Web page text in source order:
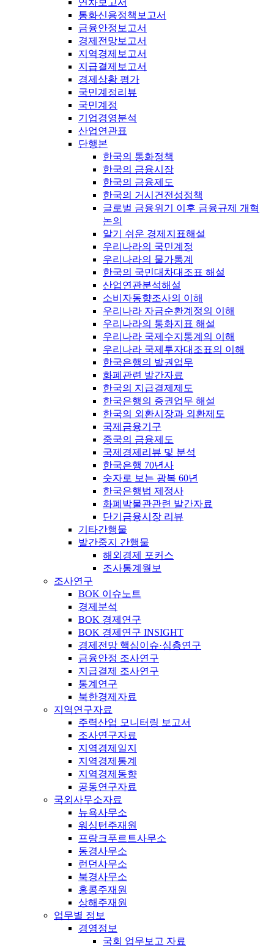
연차보고서
통화신용정책보고서
금융안정보고서
경제전망보고서
지역경제보고서
지급결제보고서
경제상황 평가
국민계정리뷰
국민계정
기업경영분석
산업연관표
단행본
한국의 통화정책
한국의 금융시장
한국의 금융제도
한국의 거시건전성정책
글로벌 금융위기 이후 금융규제 개혁
논의
알기 쉬운 경제지표해설
우리나라의 국민계정
우리나라의 물가통계
한국의 국민대차대조표 해설
산업연관분석해설
소비자동향조사의 이해
우리나라 자금순환계정의 이해
우리나라의 통화지표 해설
우리나라 국제수지통계의 이해
우리나라 국제투자대조표의 이해
한국은행의 발권업무
화폐관련 발간자료
한국의 지급결제제도
한국은행의 증권업무 해설
한국의 외환시장과 외환제도
국제금융기구
중국의 금융제도
국제경제리뷰 및 분석
한국은행 70년사
숫자로 보는 광복 60년
한국은행법 제정사
화폐박물관관련 발간자료
단기금융시장 리뷰
기타간행물
발간중지 간행물
해외경제 포커스
조사통계월보
조사연구
BOK 이슈노트
경제분석
BOK 경제연구
BOK 경제연구 INSIGHT
경제전망 핵심이슈·심층연구
금융안정 조사연구
지급결제 조사연구
통계연구
북한경제자료
지역연구자료
주력산업 모니터링 보고서
조사연구자료
지역경제일지
지역경제통계
지역경제동향
공동연구자료
국외사무소자료
뉴욕사무소
워싱턴주재원
프랑크푸르트사무소
동경사무소
런던사무소
북경사무소
홍콩주재원
상해주재원
업무별 정보
경영정보
국회 업무보고 자료